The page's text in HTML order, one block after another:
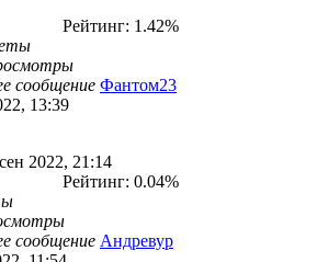
Рейтинг: 1.42%
сообщение Фантом23
13:39
2022, 21:14
Рейтинг: 0.04%
сообщение Андревур